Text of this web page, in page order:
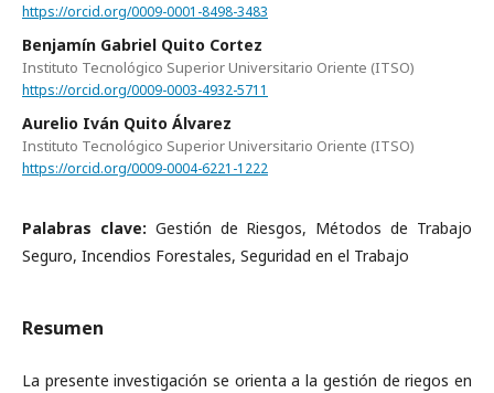
https://orcid.org/0009-0001-8498-3483
Benjamín Gabriel Quito Cortez
Instituto Tecnológico Superior Universitario Oriente (ITSO)
https://orcid.org/0009-0003-4932-5711
Aurelio Iván Quito Álvarez
Instituto Tecnológico Superior Universitario Oriente (ITSO)
https://orcid.org/0009-0004-6221-1222
Palabras clave: Gestión de Riesgos, Métodos de Trabajo
Seguro, Incendios Forestales, Seguridad en el Trabajo
Resumen
La presente investigación se orienta a la gestión de riegos en